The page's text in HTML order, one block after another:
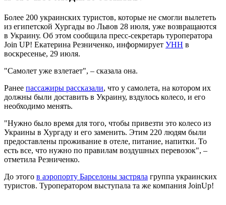
Более 200 украинских туристов, которые не смогли вылететь
из египетской Хургады во Львов 28 июля, уже возвращаются
в Украину. Об этом сообщила пресс-секретарь туроператора
Join UP! Екатерина Резниченко, информирует УНН в
воскресенье, 29 июля.
"Самолет уже взлетает", – сказала она.
Ранее пассажиры рассказали, что у самолета, на котором их
должны были доставить в Украину, вздулось колесо, и его
необходимо менять.
"Нужно было время для того, чтобы привезти это колесо из
Украины в Хургаду и его заменить. Этим 220 людям были
предоставлены проживание в отеле, питание, напитки. То
есть все, что нужно по правилам воздушных перевозок", –
отметила Резниченко.
До этого в аэропорту Барселоны застряла группа украинских
туристов. Туроператором выступала та же компания JoinUp!